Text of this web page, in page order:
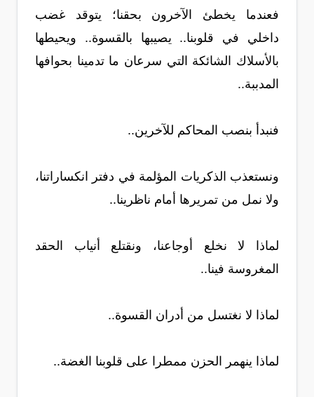
فعندما يخطئ الآخرون بحقنا؛ يتوقد غضب
داخلي في قلوبنا.. يصيبها بالقسوة.. ويحيطها
بالأسلاك الشائكة التي سرعان ما تدمينا بحوافها
المدببة..
فنبدأ بنصب المحاكم للآخرين..
ونستعذب الذكريات المؤلمة في دفتر انكساراتنا،
ولا نمل من تمريرها أمام ناظرينا..
لماذا لا نخلع أوجاعنا، ونقتلع أنياب الحقد
المغروسة فينا..
لماذا لا نغتسل من أدران القسوة..
لماذا ينهمر الحزن ممطرا على قلوبنا الغضة..